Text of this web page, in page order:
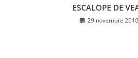
ESCALOPE DE
29 novembre 2010